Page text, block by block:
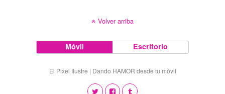
Volver arriba
Móvil Escritorio
El Pixel Ilustre | Dando HAMOR desde tu móvil